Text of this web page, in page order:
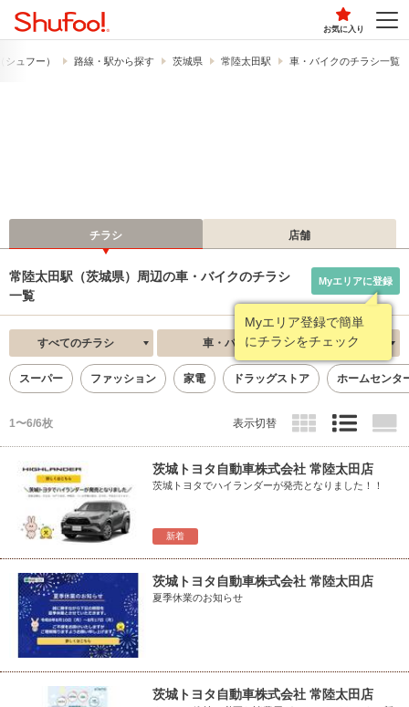
お気に入り
ュフー） 路線・駅から探す 茨城県 常陸太田駅 車・バイクのチラシ一覧
チラシ 店舗
常陸太田駅（茨城県）周辺の車・バイクのチラシ
一覧
Myエリア登録で簡単
にチラシをチェック
Myエリアに登録
すべてのチラシ 車・バイク 新着順
スーパー ファッション 家電 ドラッグストア ホームセンタ
1〜6/6枚 表示切替
新着
茨城トヨタ自動車株式会社 常陸太田店
茨城トヨタでハイランダーが発売となりました！！
茨城トヨタ自動車株式会社 常陸太田店
夏季休業のお知らせ
茨城トヨタ自動車株式会社 常陸太田店